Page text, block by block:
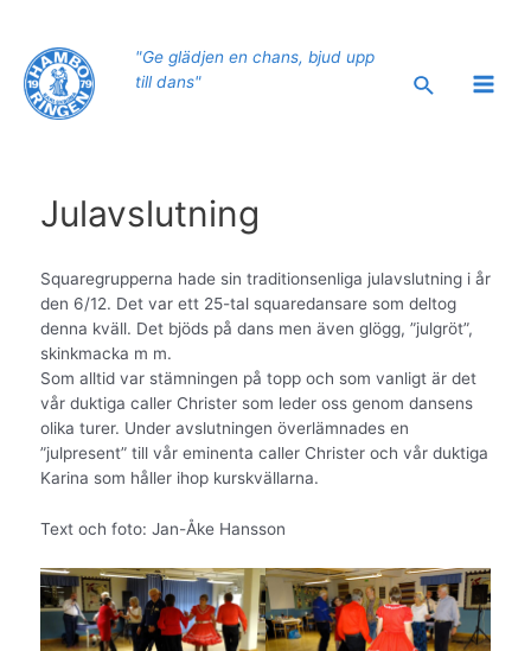
innehåll
"Ge glädjen en chans, bjud upp
till dans"
Sök
Main
Julavslutning
Squaregrupperna hade sin traditionsenliga julavslutning i år
den 6/12. Det var ett 25-tal squaredansare som deltog
denna kväll. Det bjöds på dans men även glögg, ”julgröt”,
skinkmacka m m.
Som alltid var stämningen på topp och som vanligt är det
vår duktiga caller Christer som leder oss genom dansens
olika turer. Under avslutningen överlämnades en
”julpresent” till vår eminenta caller Christer och vår duktiga
Karina som håller ihop kurskvällarna.
Text och foto: Jan-Åke Hansson